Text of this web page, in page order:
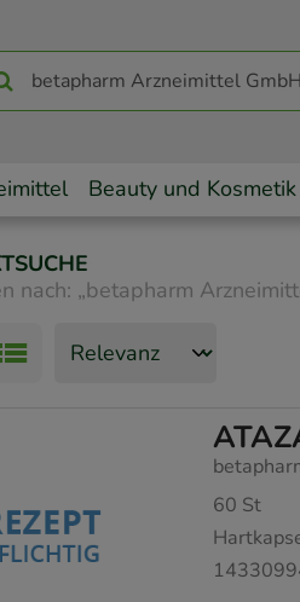
Beauty und Kosmetik
nach: „betapharm
60 St